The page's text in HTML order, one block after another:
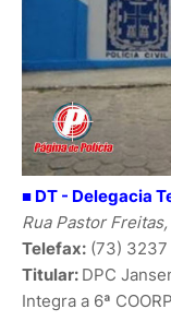
■ DT - Delegacia
Rua Pastor
Telefax: (73)
Titular: DPC
Integra a 6ª